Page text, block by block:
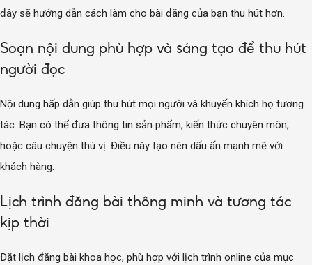
đây sẽ hướng dẫn cách làm cho bài đăng của bạn thu hút hơn.
Soạn nội dung phù hợp và sáng tạo để thu hút
người đọc
Nội dung hấp dẫn giúp thu hút mọi người và khuyến khích họ tương
tác. Bạn có thể đưa thông tin sản phẩm, kiến thức chuyên môn,
hoặc câu chuyện thú vị. Điều này tạo nên dấu ấn mạnh mẽ với
khách hàng.
Lịch trình đăng bài thông minh và tương tác
kịp thời
Đặt lịch đăng bài khoa học, phù hợp với lịch trình online của mục